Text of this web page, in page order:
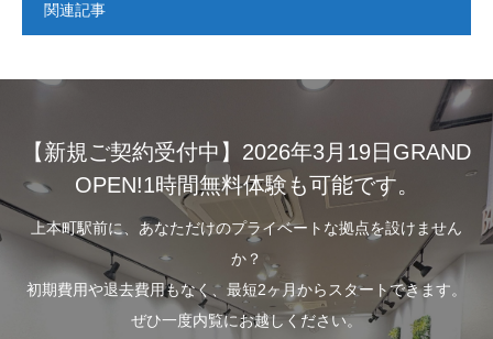
関連記事
【新規ご契約受付中】2026年3月19日GRAND
OPEN!1時間無料体験も可能です。
上本町駅前に、あなただけのプライベートな拠点を設けません
か？
初期費用や退去費用もなく、最短2ヶ月からスタートできます。
ぜひ一度内覧にお越しください。